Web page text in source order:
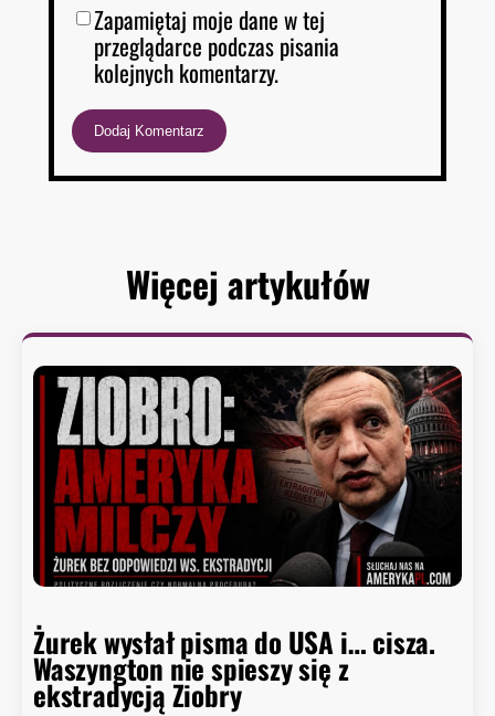
Zapamiętaj moje dane w tej
przeglądarce podczas pisania
kolejnych komentarzy.
Więcej artykułów
Żurek wysłał pisma do USA i… cisza.
Waszyngton nie spieszy się z
ekstradycją Ziobry